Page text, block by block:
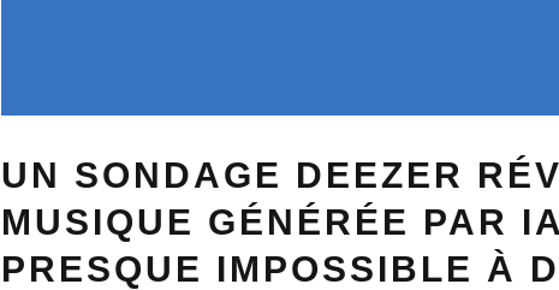
UN SONDAGE DEEZER
MUSIQUE GÉNÉRÉE PAR
PRESQUE IMPOSSIBLE À